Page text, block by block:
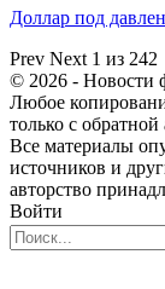
Доллар под
Prev Next 1 из 242
© 2026 - Новости
Любое
только с
Все материалы
источников и
авторство
Войти